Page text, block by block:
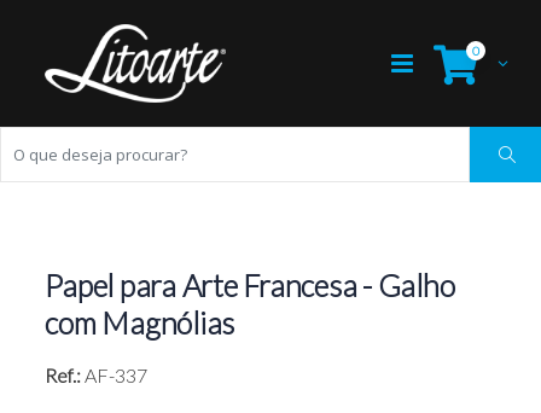
0
Papel para Arte Francesa - Galho
com Magnólias
Ref.:AF-337